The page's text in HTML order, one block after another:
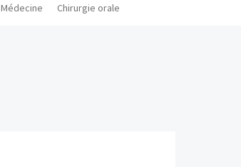
Médecine Chirurgie orale